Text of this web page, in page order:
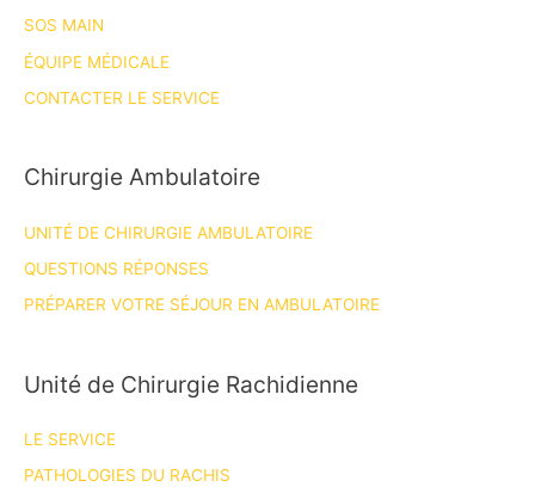
SOS MAIN
ÉQUIPE MÉDICALE
CONTACTER LE SERVICE
Chirurgie Ambulatoire
UNITÉ DE CHIRURGIE AMBULATOIRE
QUESTIONS RÉPONSES
PRÉPARER VOTRE SÉJOUR EN AMBULATOIRE
Unité de Chirurgie Rachidienne
LE SERVICE
PATHOLOGIES DU RACHIS